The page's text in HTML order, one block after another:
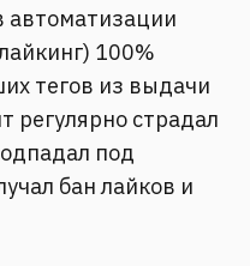
автоматизации
100%
тегов из выдачи
регулярно страдал
под
бан лайков и